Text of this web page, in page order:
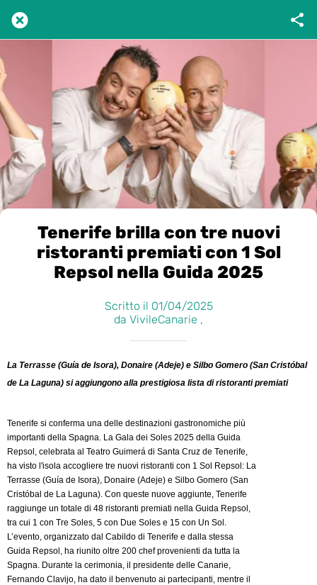
Tenerife brilla con tre nuovi
ristoranti premiati con 1 Sol
Repsol nella Guida 2025
Scritto il 01/04/2025
da VivileCanarie ,
La Terrasse (Guía de Isora), Donaire (Adeje) e Silbo Gomero (San Cristóbal
de La Laguna) si aggiungono alla prestigiosa lista di ristoranti premiati
Tenerife si conferma una delle destinazioni gastronomiche più
importanti della Spagna. La Gala dei Soles 2025 della Guida
Repsol, celebrata al Teatro Guimerá di Santa Cruz de Tenerife,
ha visto l'isola accogliere tre nuovi ristoranti con 1 Sol Repsol: La
Terrasse (Guía de Isora), Donaire (Adeje) e Silbo Gomero (San
Cristóbal de La Laguna). Con queste nuove aggiunte, Tenerife
raggiunge un totale di 48 ristoranti premiati nella Guida Repsol,
tra cui 1 con Tre Soles, 5 con Due Soles e 15 con Un Sol.
L’evento, organizzato dal Cabildo di Tenerife e dalla stessa
Guida Repsol, ha riunito oltre 200 chef provenienti da tutta la
Spagna. Durante la cerimonia, il presidente delle Canarie,
Fernando Clavijo, ha dato il benvenuto ai partecipanti, mentre il